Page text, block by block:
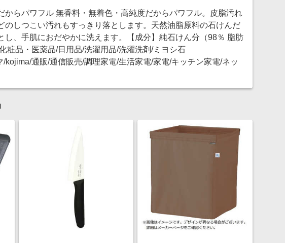
からパワフル 無香料・無着色・高純度だからパワフル。皮脂汚れ
のしつこい汚れもすっきり落とします。天然油脂原料の石けんだ
し、手肌におだやかに洗えます。【成分】純石けん分（98％ 脂肪
粧品・医薬品/日用品/洗濯用品/洗濯洗剤/ミヨシ石
kojima/通販/通信販売/調理家電/生活家電/家電/キッチン家電/ネッ